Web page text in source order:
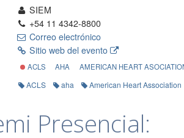
SIEM
+54 11 4342-8800
Correo electrónico
Sitio web del evento
ACLS AHA AMERICAN HEART
ACLS aha American Heart Association
Presencial: